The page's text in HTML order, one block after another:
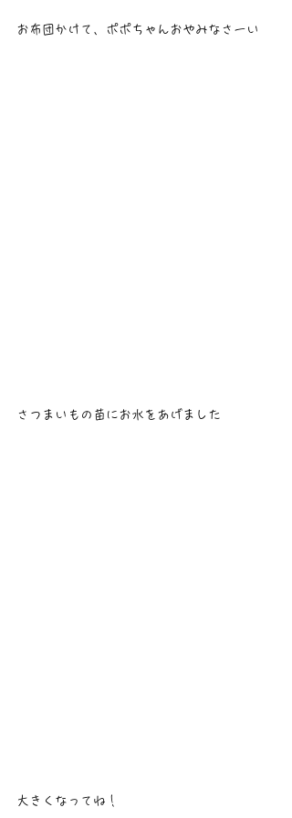
お布団かけて、ポポちゃんおやみなさーい
さつまいもの苗にお水をあげました
大きくなってね！